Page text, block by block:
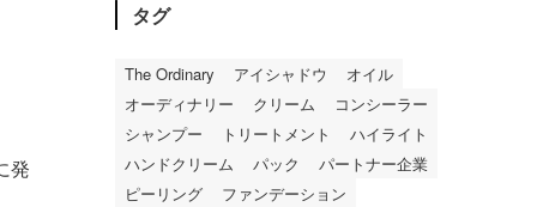
発
タグ
The Ordinary アイシャドウ
オイル
オーディナリー
クリーム
コンシーラー
シャンプー
トリートメント
ハイライト
ハンドクリーム
パック
パートナー企業
ピーリング
ファンデーション